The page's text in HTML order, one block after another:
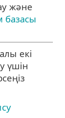
және
базасы
екі
үшін